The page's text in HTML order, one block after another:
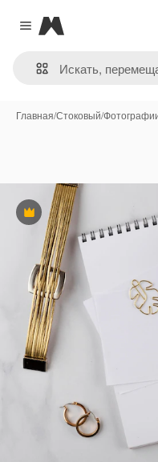
Close menu
Magnific
Главная/Стоковый/
Премиум